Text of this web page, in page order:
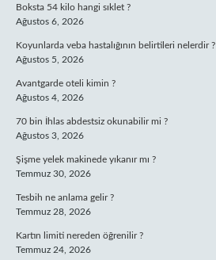
Boksta 54 kilo hangi sıklet ?
Ağustos 6, 2026
Koyunlarda veba hastalığının belirtileri nelerdir ?
Ağustos 5, 2026
Avantgarde oteli kimin ?
Ağustos 4, 2026
70 bin İhlas abdestsiz okunabilir mi ?
Ağustos 3, 2026
Şişme yelek makinede yıkanır mı ?
Temmuz 30, 2026
Tesbih ne anlama gelir ?
Temmuz 28, 2026
Kartın limiti nereden öğrenilir ?
Temmuz 24, 2026